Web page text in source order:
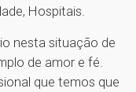
Hospitais.
nesta situação de
de amor e fé.
que temos que